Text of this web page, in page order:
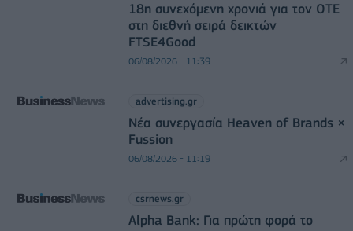
18η συνεχόμενη χρονιά για τον ΟΤΕ
στη διεθνή σειρά δεικτών
FTSE4Good
06/08/2026 - 11:39
advertising.gr
Νέα συνεργασία Heaven of Brands ×
Fussion
06/08/2026 - 11:19
csrnews.gr
Alpha Bank: Για πρώτη φορά το